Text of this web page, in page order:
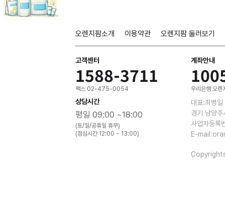
오렌지팜소개 이용약관 오렌지팜 둘러보기
고객센터
1588-3711
팩스 02-475-0054
상담시간
평일 09:00 ~18:00
(토/일/공휴일 휴무)
(점심시간 12:00 ~ 13:00)
계좌안내
우리은행 오렌
대표:최병
경기 남양
사업자등
E-